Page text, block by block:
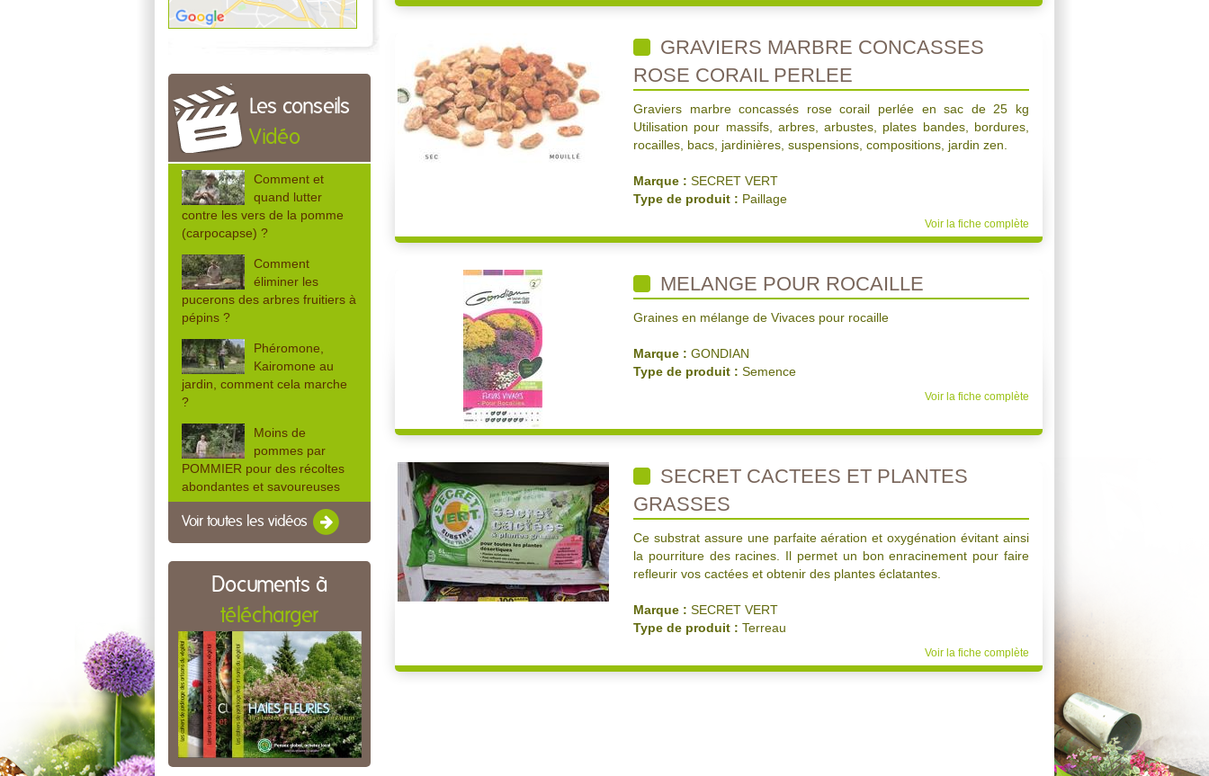
Les conseils
Vidéo
Comment et
quand lutter
contre les vers de la pomme
(carpocapse) ?
Comment
éliminer les
pucerons des arbres fruitiers à
pépins ?
Phéromone,
Kairomone au
jardin, comment cela marche
?
Moins de
pommes par
POMMIER pour des récoltes
abondantes et savoureuses
Voir toutes les vidéos
Documents à
télécharger
GRAVIERS MARBRE CONCASSES
ROSE CORAIL PERLEE
Graviers marbre concassés rose corail perlée en sac de 25 kg
Utilisation pour massifs, arbres, arbustes, plates bandes, bordures,
rocailles, bacs, jardinières, suspensions, compositions, jardin zen.
Marque : SECRET VERT
Type de produit : Paillage
Voir la fiche complète
MELANGE POUR ROCAILLE
Graines en mélange de Vivaces pour rocaille
Marque : GONDIAN
Type de produit : Semence
Voir la fiche complète
SECRET CACTEES ET PLANTES
GRASSES
Ce substrat assure une parfaite aération et oxygénation évitant ainsi
la pourriture des racines. Il permet un bon enracinement pour faire
refleurir vos cactées et obtenir des plantes éclatantes.
Marque : SECRET VERT
Type de produit : Terreau
Voir la fiche complète